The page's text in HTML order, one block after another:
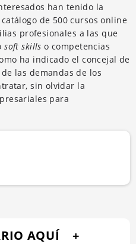
han tenido la
de 500 cursos online
profesionales a las que
soft skills o competencias
ha indicado el concejal de
las demandas de los
sin olvidar la
para
AQUÍ